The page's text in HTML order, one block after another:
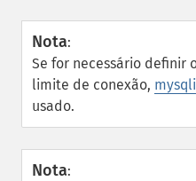
Nota:
Se for necessário definir
limite de conexão,
usado.
Nota: